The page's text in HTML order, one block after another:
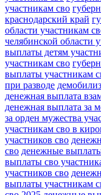
участникам сво
краснодарский край
области участникам
челябинской области
выплаты детям
участникам сво
выплаты участникам
при разводе
денежная выплата
денежная выплата за
за орден мужества
участникам сво в
участников сво
сво денежные
выплаты сво
участников сво
выплаты участникам